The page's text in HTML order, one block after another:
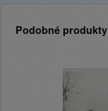
Podobné produkty